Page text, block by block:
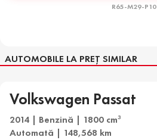
R65-M29-P10
AUTOMOBILE LA PREȚ SIMILAR
Volkswagen Passat
2014 | Benzină | 1800 cm3
Automată | 148,568 km